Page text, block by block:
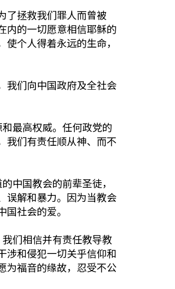
了拯救我们罪人而曾被
内的一切愿意相信耶稣的
个人得着永远的生命，
我们向中国政府及全社会
最高权威。任何政党的
我们有责任顺从神、而不
中国教会的前辈圣徒，
误解和暴力。因为当教会
社会的爱。
们相信并有责任教导教
涉和侵犯一切关乎信仰和
为福音的缘故，忍受不公